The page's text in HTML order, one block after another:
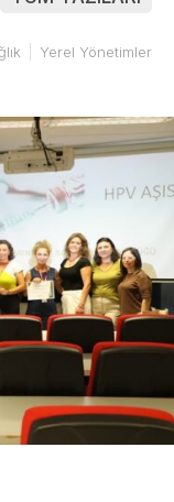
Yerel Yönetimler